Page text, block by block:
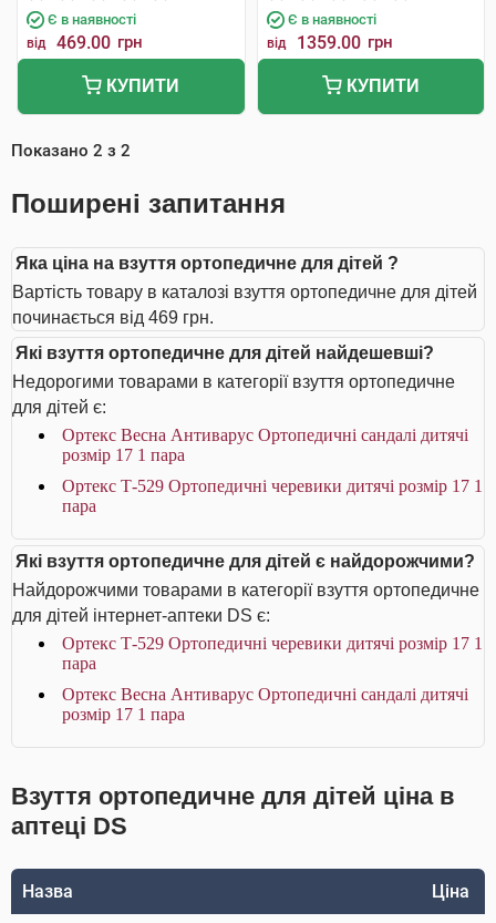
Є в наявності
від 469.00 грн
КУПИТИ
Є в наявності
від 1359.00 грн
КУПИТИ
Показано 2 з 2
Поширені запитання
Яка ціна на взуття ортопедичне для дітей ?
Вартість товару в каталозі взуття ортопедичне для дітей
починається від 469 грн.
Які взуття ортопедичне для дітей найдешевші?
Недорогими товарами в категорії взуття ортопедичне
для дітей є:
Ортекс Весна Антиварус Ортопедичні сандалі дитячі
розмір 17 1 пара
Ортекс Т-529 Ортопедичні черевики дитячі розмір 17 1
пара
Які взуття ортопедичне для дітей є найдорожчими?
Найдорожчими товарами в категорії взуття ортопедичне
для дітей інтернет-аптеки DS є:
Ортекс Т-529 Ортопедичні черевики дитячі розмір 17 1
пара
Ортекс Весна Антиварус Ортопедичні сандалі дитячі
розмір 17 1 пара
Взуття ортопедичне для дітей ціна в
аптеці DS
Назва Ціна